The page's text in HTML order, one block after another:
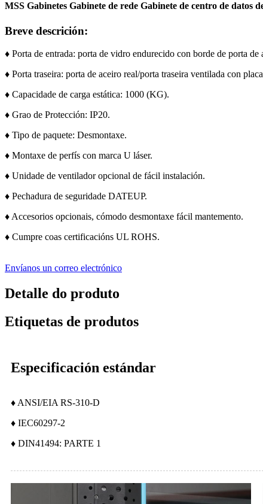
MSS Gabinetes Gabinete de rede Gabinete de centro de datos
Breve descrición:
♦ Porta de entrada: porta de vidro endurecido con borde de porta
♦ Porta traseira: porta de aceiro real/porta traseira ventilada con
♦ Capacidade de carga estática: 1000 (KG).
♦ Grao de Protección: IP20.
♦ Tipo de paquete: Desmontaxe.
♦ Montaxe de perfís con marca U láser.
♦ Unidade de ventilador opcional de fácil instalación.
♦ Pechadura de seguridade DATEUP.
♦ Accesorios opcionais, cómodo desmontaxe fácil mantemento.
♦ Cumpre coas certificacións UL ROHS.
Envíanos un correo electrónico
Detalle do produto
Etiquetas de produtos
Especificación estándar
♦ ANSI/EIA RS-310-D
♦ IEC60297-2
♦ DIN41494: PARTE 1